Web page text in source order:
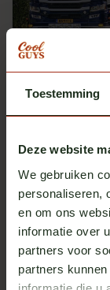
Toestemming
Deze website
We gebruiken
personaliseren,
en om ons
informatie over
partners voor
partners
SRI Sign Solution
Light box Classic
In stock
€ 698,00Excl. tax